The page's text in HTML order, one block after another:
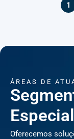
1
ÁREAS DE
Oferecemos